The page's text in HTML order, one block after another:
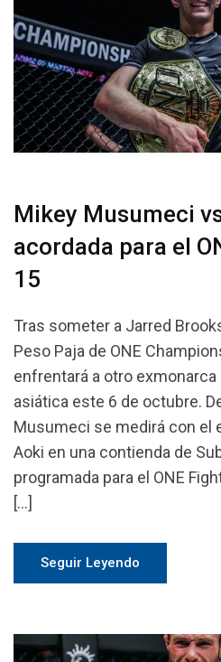
Mikey Musumeci
acordada para el
15
Tras someter a Jarred
Peso Paja de ONE
enfrentará a otro
asiática este 6 de octubre.
Musumeci se medirá con el
Aoki en una contienda de
programada para el ONE
[…]
Seguir Leyendo